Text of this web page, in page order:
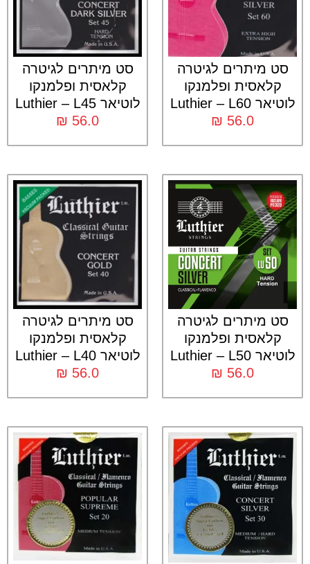
סט מיתרים לגיטרה
קלאסית ופלמנקו
לוטיאר Luthier – L60
₪ 56.0
סט מיתרים לגיטרה
קלאסית ופלמנקו
לוטיאר Luthier – L45
₪ 56.0
סט מיתרים לגיטרה
קלאסית ופלמנקו
לוטיאר Luthier – L50
₪ 56.0
סט מיתרים לגיטרה
קלאסית ופלמנקו
לוטיאר Luthier – L40
₪ 56.0